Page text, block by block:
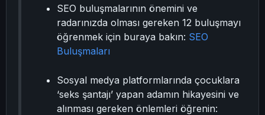
SEO buluşmalarının önemini ve
radarınızda olması gereken 12 buluşmayı
öğrenmek için buraya bakın: SEO
Buluşmaları
Sosyal medya platformlarında çocuklara
‘seks şantajı’ yapan adamın hikayesini ve
alınması gereken önlemleri öğrenin: